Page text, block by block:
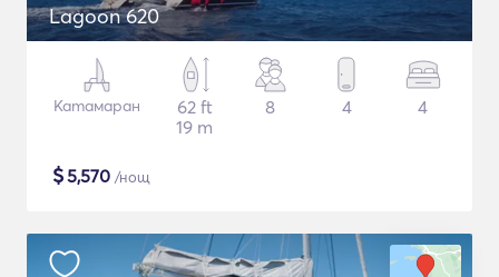
Lagoon 620
Катамаран
62 ft
19 m
8 4 4
$5,570 /нощ